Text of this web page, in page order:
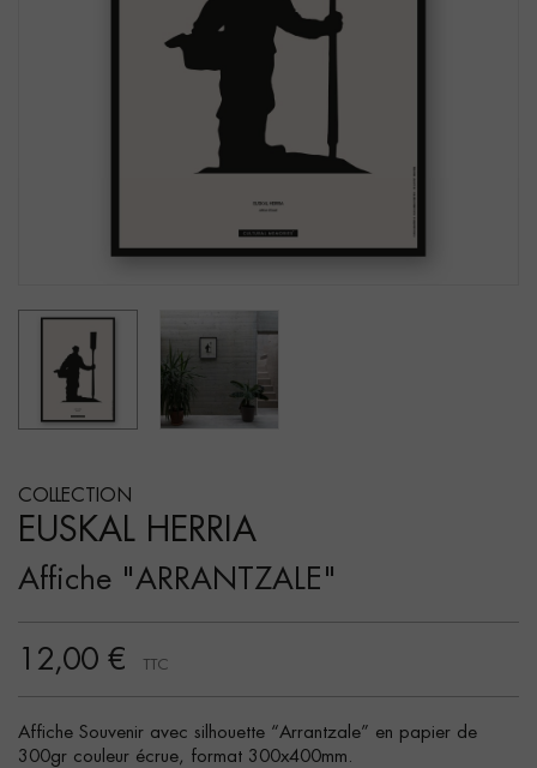
COLLECTION
EUSKAL HERRIA
Affiche "ARRANTZALE"
12,00 € TTC
Affiche Souvenir avec silhouette “Arrantzale” en papier de
300gr couleur écrue, format 300x400mm.